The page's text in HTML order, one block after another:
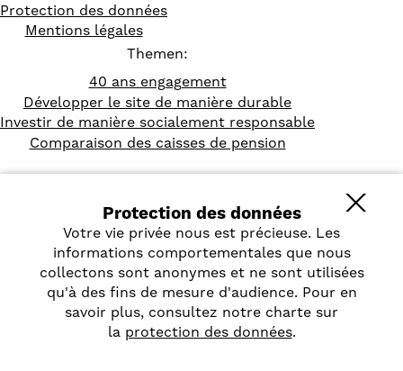
Protection des données
Mentions légales
Themen:
40 ans engagement
Développer le site de manière durable
Investir de manière socialement responsable
Comparaison des caisses de pension
Protection des données
Votre vie privée nous est précieuse. Les
informations comportementales que nous
collectons sont anonymes et ne sont utilisées
qu'à des fins de mesure d'audience. Pour en
savoir plus, consultez notre charte sur
la protection des données.